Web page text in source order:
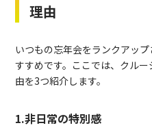
理由
いつもの忘年会をランクアッ
すすめです。ここでは、クル
由を3つ紹介します。
1.非日常の特別感